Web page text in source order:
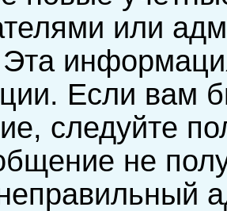
или
Эта
Если вам
следуйте
не